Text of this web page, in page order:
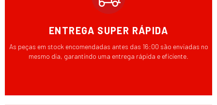
ENTREGA SUPER RÁPIDA
As peças em stock encomendadas antes das 16:00 são enviadas no
mesmo dia, garantindo uma entrega rápida e eficiente.